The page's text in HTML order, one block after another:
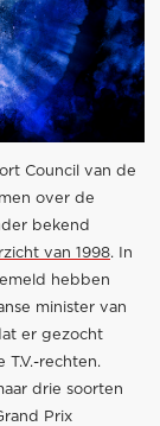
Council van de
over de
bekend
van 1998. In
hebben
minister van
er gezocht
rechten.
drie soorten
Prix